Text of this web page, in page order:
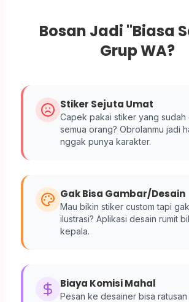
Bosan Jadi "Biasa
Grup WA?
Stiker Sejuta Umat
Capek pakai stiker yang sudah
semua orang? Obrolanmu jadi
nggak punya karakter.
Gak Bisa Gambar/Desain
Mau bikin stiker custom tapi
ilustrasi? Aplikasi desain rumit
kepala.
Biaya Komisi Mahal
Pesan ke desainer bisa